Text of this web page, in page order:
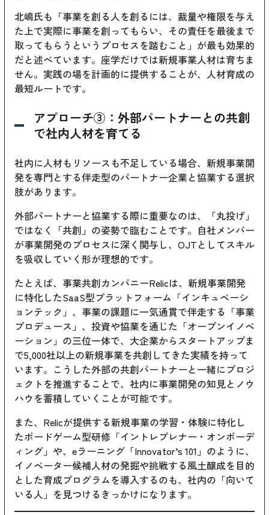
北嶋氏も「事業を創る人を創るには、裁量や権限を与え
た上で実際に事業を創ってもらい、その責任を最後まで
取ってもらうというプロセスを踏むこと」が最も効果的
だと述べています。座学だけでは新規事業人材は育ちま
せん。実践の場を計画的に提供することが、人材育成の
最短ルートです。
アプローチ③：外部パートナーとの共創
で社内人材を育てる
社内に人材もリソースも不足している場合、新規事業開
発を専門とする伴走型のパートナー企業と協業する選択
肢があります。
外部パートナーと協業する際に重要なのは、「丸投げ」
ではなく「共創」の姿勢で臨むことです。自社メンバー
が事業開発のプロセスに深く関与し、OJTとしてスキル
を吸収していく形が理想的です。
たとえば、事業共創カンパニーRelicは、新規事業開発
に特化したSaaS型プラットフォーム「インキュベーシ
ョンテック」、事業の課題に一気通貫で伴走する「事業
プロデュース」、投資や協業を通じた「オープンイノベ
ーション」の三位一体で、大企業からスタートアップま
で5,000社以上の新規事業を共創してきた実績を持って
います。こうした外部の共創パートナーと一緒にプロジ
ェクトを推進することで、社内に事業開発の知見とノウ
ハウを蓄積していくことが可能です。
また、Relicが提供する新規事業の学習・体験に特化し
たボードゲーム型研修「イントレプレナー・オンボーデ
ィング」や、eラーニング「Innovator’s 101」のように、
イノベーター候補人材の発掘や挑戦する風土醸成を目的
とした育成プログラムを導入するのも、社内の「向いて
いる人」を見つけるきっかけになります。